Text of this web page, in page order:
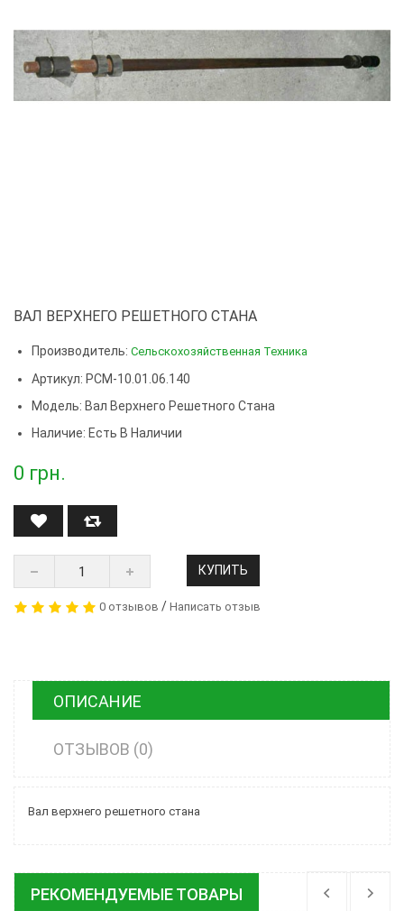
ВАЛ ВЕРХНЕГО РЕШЕТНОГО СТАНА
Производитель: Сельскохозяйственная Техника
Артикул: РСМ-10.01.06.140
Модель: Вал Верхнего Решетного Стана
Наличие: Есть В Наличии
0 грн.
КУПИТЬ
0 отзывов / Написать отзыв
ОПИСАНИЕ
ОТЗЫВОВ (0)
Вал верхнего решетного стана
РЕКОМЕНДУЕМЫЕ ТОВАРЫ